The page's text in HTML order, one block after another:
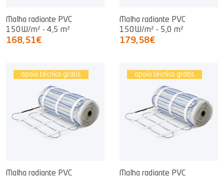
Malha radiante PVC
150W/m² - 4,5 m²
168,51€
Malha radiante PVC
150W/m² - 5,0 m²
179,58€
apoio técnico grátis
Malha radiante PVC
apoio técnico grátis
Malha radiante PVC